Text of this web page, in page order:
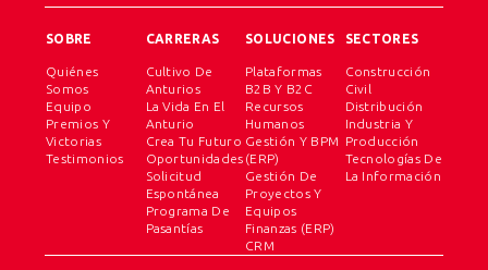
SOBRE
Quiénes
Somos
Equipo
Premios Y
Victorias
Testimonios
CARRERAS
Cultivo De
Anturios
La Vida En El
Anturio
Crea Tu Futuro
Oportunidades
Solicitud
Espontánea
Programa De
Pasantías
SOLUCIONES
Plataformas
B2B Y B2C
Recursos
Humanos
Gestión Y BPM
(ERP)
Gestión De
Proyectos Y
Equipos
Finanzas (ERP)
CRM
SECTORES
Construcción
Civil
Distribución
Industria Y
Producción
Tecnologías De
La Información